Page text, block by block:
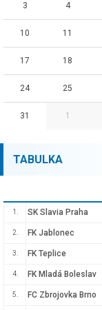
3 4
10 11
17 18
24 25
31 1
TABULKA
1. SK Slavia Praha
2. FK Jablonec
3. FK Teplice
4. FK Mladá Boleslav
5. FC Zbrojovka Brno